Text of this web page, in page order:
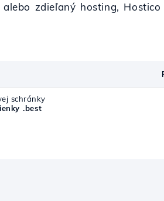
zdieľaný hosting,
schránky
.best